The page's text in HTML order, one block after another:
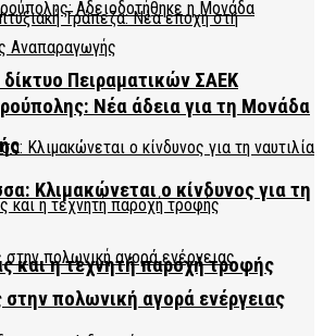
Νέα άδεια για τη Μονάδα
και η τεχνητή παροχή τροφής
Πειραματικών ΣΑΕΚ
Κλιμακώνεται ο κίνδυνος για τη
πολωνική αγορά ενέργειας